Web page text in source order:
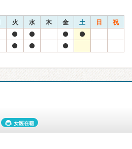
火 水 木 金 土 日 祝
女医在籍